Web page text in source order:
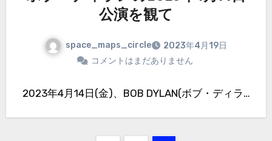
公演を観て
space_maps_circle
2023年4月19日
コメントはまだありません
2023年4月14日(金)、BOB DYLAN(ボブ・ディラ…